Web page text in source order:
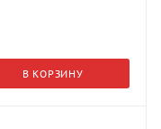
В КОРЗИНУ